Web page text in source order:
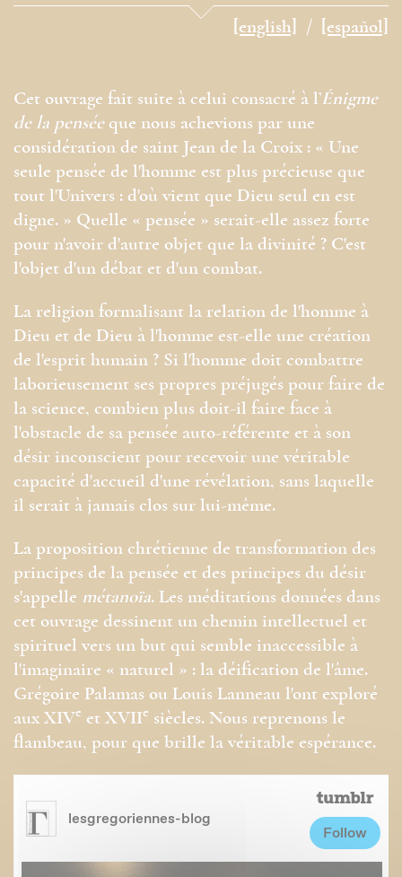
[english] [español]
Cet ouvrage fait suite à celui consacré à l’Énigme
de la penséeque nous achevions par une
considération de saint Jean de la Croix : « Une
seule pensée de l'homme est plus précieuse que
tout l'Univers : d'où vient que Dieu seul en est
digne. » Quelle « pensée » serait-elle assez forte
pour n'avoir d'autre objet que la divinité ? C'est
l'objet d'un débat et d'un combat.
La religion formalisant la relation de l'homme à
Dieu et de Dieu à l'homme est-elle une création
de l'esprit humain ? Si l'homme doit combattre
laborieusement ses propres préjugés pour faire de
la science, combien plus doit-il faire face à
l'obstacle de sa pensée auto-référente et à son
désir inconscient pour recevoir une véritable
capacité d'accueil d'une révélation, sans laquelle
il serait à jamais clos sur lui-même.
La proposition chrétienne de transformation des
principes de la pensée et des principes du désir
s'appelle métanoïa. Les méditations données dans
cet ouvrage dessinent un chemin intellectuel et
spirituel vers un but qui semble inaccessible à
l'imaginaire « naturel » : la déification de l'âme.
Grégoire Palamas ou Louis Lanneau l'ont exploré
aux XIVe et XVIIe siècles. Nous reprenons le
flambeau, pour que brille la véritable espérance.